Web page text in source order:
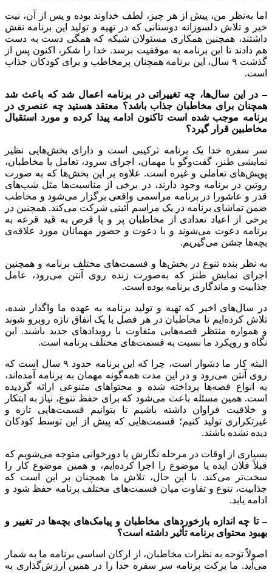
اما به‌نظر من، پیش از هر چیز، لطف خداوند بوده و پس از آن، نیت
خیر و تلاش دلسوزانه دوستانی که در تهیه و تولید این برنامه نقش
داشتند، همچنین همکاری مسئولان شبکه که همگی دست به دست
هم دادند تا این برنامه به موفقیت برسد. خدا را شکر، اکنون پس از
گذشت ۹ سال، این برنامه همچنان پرمخاطب و برای کودکان جذاب
است.
–در این سال‌ها، چه تغییراتی در برنامه اعمال شد که باعث شد
همچنان برای مخاطبان جذاب باشد؟ معتقد هستید چه عنصری در
برنامه موجب شده است تاکنون ادامه پیدا کرده و مورد استقبال
مخاطبین قرار گیرد؟
سر سفره خدا یک برنامه ترکیبی است و دارای بخش‌هایی نظیر
نمایشی طنز، گفت‌وگو با مهمان، اجرای سرود، تعامل با مخاطبان،
پویش‌های تعاملی و غیره است. علاوه بر این بخش‌ها که به صورت
روتین در برنامه وجود دارند، در برخی از مناسبت‌ها مثل شب‌های
قدر و عاشورا در برنامه مراسمی واقعی برگزار می‌شود و مخاطب
ضمن تماشای برنامه در یک مراسم آئینی شرکت می‌کند. همچنین در
برخی از اعیاد تعدادی از مخاطبان پر و پا قرص به قید قرعه به
برنامه دعوت می‌شوند و با دعوت و حضور مهمانان مورد علاقه‌ی
بچه‌ها جشن می‌گیریم.
به نظر بنده تنوع در بخش‌ها و قسمت‌های مختلف برنامه و همچنین
اجرای نمایش طنز که به‌صورت زنده روی آنتن می‌رود، عامل
جذابیت و ماندگاری برنامه بوده است.
در سال‌های اخیر که تهیه و تولید برنامه به عهده ما واگذار شده،
تلاش کرده‌ایم تا مخاطبان در هر فصل با یک اتفاق تازه روبرو شوند
و همواره منتظر قصه‌هایی متفاوت با رویدادهای جدید باشند. این
نگاه و رویکرد ما نسبت به قسمت‌های مختلف برنامه است.
البته کار ما دشوار است، چرا که این برنامه حدود ۹ سال است که
روی آنتن می‌رود و در این مدت همه‌گونه مهمان به برنامه آمده‌اند،
به انواع قصه‌ها پرداخته شده و محتواهای متنوعی ارائه گردیده
است. همین مسئله باعث می‌شود که برای حفظ تنوع، نیاز به ابتکار
و خلاقیت فراوان داشته باشیم تا بتوانیم قسمت‌هایی تازه و
غیرتکراری تولید کنیم؛ قسمت‌هایی که پیش از این توسط کودکان
دیده نشده باشند.
بسیاری از اوقات در مرحله نگارش یا دورخوانی متوجه می‌شویم که
قبلاً فلان ایده یا موضوع را اجرا کرده‌ایم، و همین موضوع کار را
سخت‌تر می‌کند. با این حال، تلاش ما همچنان بر این است که
جذابیت، تنوع و تفاوت میان قسمت‌های مختلف برنامه حفظ شود و
ادامه یابد.
–تا چه اندازه بازخوردهای مخاطبان و پیامک‌های بچه‌ها در تغییر و
بهبود محتوای برنامه تأثیر داشته است؟
اصولاً توجه به نظرات مخاطبان، از ارکان اساسی برنامه ما به شمار
می‌آید. ما برکت برنامه سر سفره خدا را در همین ارزش‌گذاری به